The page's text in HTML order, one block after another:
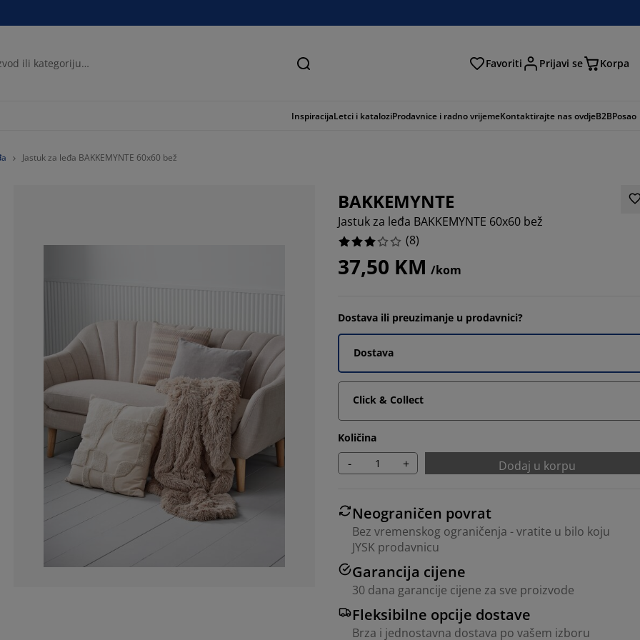
Traži Favoriti Prijavi se Korpa
InspiracijaLetci i kataloziProdavnice i radno vrijemeKontaktirajte nas ovdjeB2BPosao
Jastuk za leđa BAKKEMYNTE 60x60 bež
BAKKEMYNTE
Jastuk za leđa BAKKEMYNTE 60x60 bež
(8)
37,50 KM /kom
Dostava ili preuzimanje u prodavnici?
Dostava
Click & Collect
Količina
- + Dodaj u korpu
Neograničen povrat
Bez vremenskog ograničenja - vratite u bilo koju
JYSK prodavnicu
Garancija cijene
30 dana garancije cijene za sve proizvode
Fleksibilne opcije dostave
Brza i jednostavna dostava po vašem izboru